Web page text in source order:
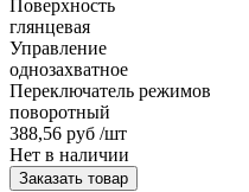
Поверхность
глянцевая
Управление
однозахватное
Переключатель режимов
поворотный
388,56 руб /шт
Нет в наличии
Заказать товар